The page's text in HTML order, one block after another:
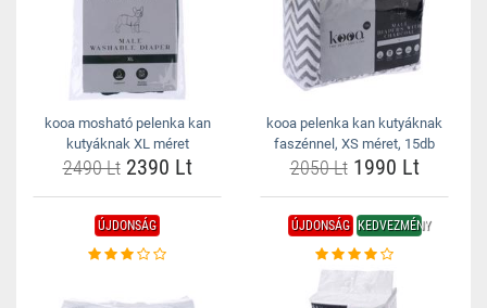
kooa mosható pelenka kan
kutyáknak XL méret
2490 Lt2390 Lt
kooa pelenka kan kutyáknak
faszénnel, XS méret, 15db
2050 Lt1990 Lt
ÚJDONSÁG ÚJDONSÁG KEDVEZMÉNY